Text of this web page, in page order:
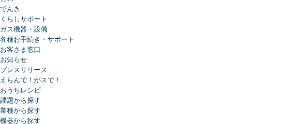
でんき
くらしサポート
ガス機器・設備
各種お手続き・サポート
お客さま窓口
お知らせ
プレスリリース
えらんで！がスで！
おうちレシピ
課題から探す
業種から探す
機器から探す